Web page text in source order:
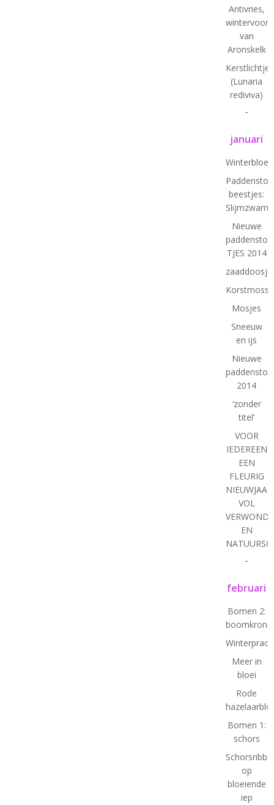
Antivries,
van
Aronskelk
Kerstlichtjes
(Lunaria
rediviva)
-
januari
beestjes:
Nieuwe
TJES 2014
Mosjes
Sneeuw
en ijs
Nieuwe
2014
‘zonder
titel’
VOOR
IEDEREEN
EEN
FLEURIG
VOL
EN
-
februari
Bomen 2:
Meer in
bloei
Rode
Bomen 1:
schors
op
bloeiende
iep